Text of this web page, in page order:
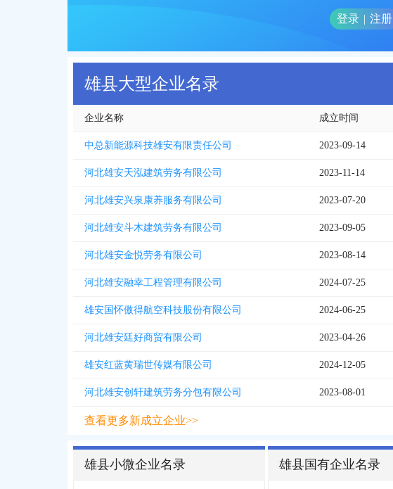
登录 | 注册
雄县大型企业名录
企业名称 成立时间
中总新能源科技雄安有限责任公司 2023-09-14
河北雄安天泓建筑劳务有限公司 2023-11-14
河北雄安兴泉康养服务有限公司 2023-07-20
河北雄安斗木建筑劳务有限公司 2023-09-05
河北雄安金悦劳务有限公司 2023-08-14
河北雄安融幸工程管理有限公司 2024-07-25
雄安国怀傲得航空科技股份有限公司 2024-06-25
河北雄安廷好商贸有限公司 2023-04-26
雄安红蓝黄瑞世传媒有限公司 2024-12-05
河北雄安创轩建筑劳务分包有限公司 2023-08-01
查看更多新成立企业>>
雄县小微企业名录 雄县国有企业名录